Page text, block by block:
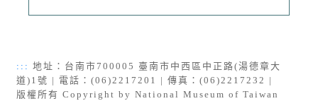
::: 地址：台南市700005 臺南市中西區中正路(湯德章大
道)1號 | 電話：(06)2217201 | 傳真：(06)2217232 |
版權所有 Copyright by National Museum of Taiwan